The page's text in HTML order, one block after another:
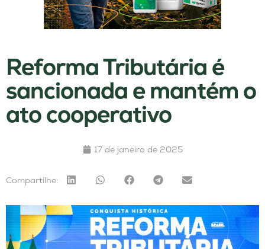
Reforma Tributária é
sancionada e mantém o
ato cooperativo
17 de janeiro de 2025
Compartilhe: